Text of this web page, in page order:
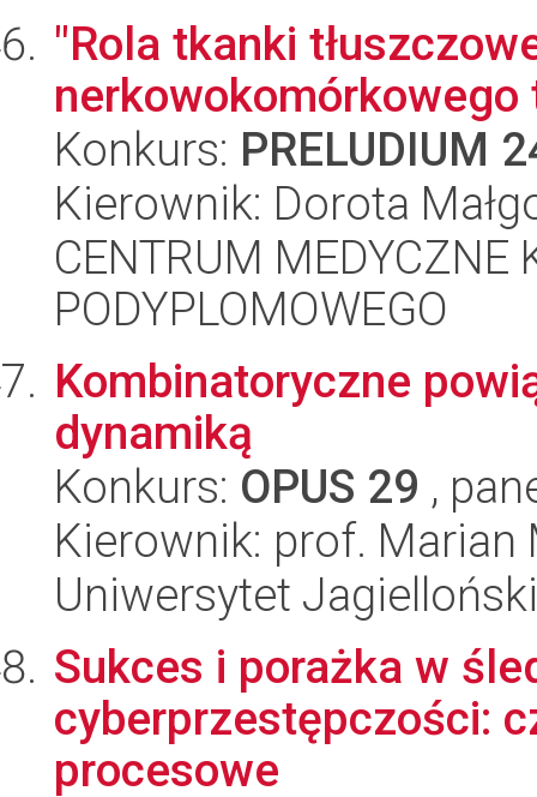
"Rola tkanki
Konkurs: PRELUDIUM
Kierownik: Dorota
CENTRUM MEDYCZNE
PODYPLOMOWEGO
Kombinatoryczne
dynamiką
Konkurs: OPUS 29 ,
Kierownik: prof. Marian
Uniwersytet Jagielloński
Sukces i porażka w
cyberprzestępczości:
procesowe